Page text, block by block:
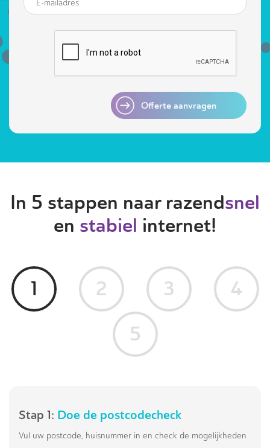
Offerte aanvragen
In 5 stappen naar razendsnel
en stabiel internet!
1 2 3
4
5
Stap 1: Doe de postcodecheck
Vul uw postcode, huisnummer in en check de mogelijkheden